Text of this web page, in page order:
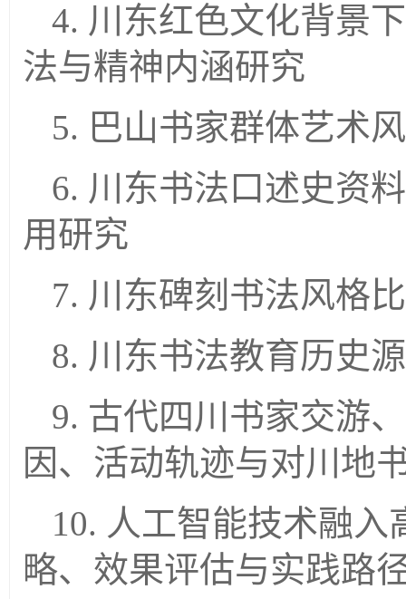
4. 川东红色文化背景
法与精神内涵研究
5. 巴山书家群体艺术
6. 川东书法口述史资
用研究
7. 川东碑刻书法风格
8. 川东书法教育历史
9. 古代四川书家交游
因、活动轨迹与对川地
10. 人工智能技术融
略、效果评估与实践路